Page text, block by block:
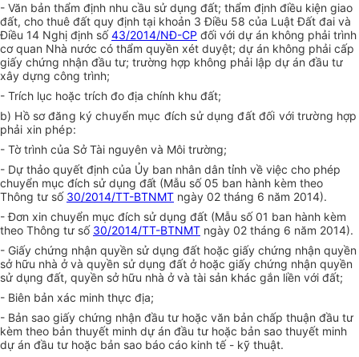
- Văn bản thẩm định nhu cầu sử dụng đất; thẩm định điều kiện giao
đất, cho thuê đất quy định tại khoản 3 Điều 58 của Luật Đất đai và
Điều 14 Nghị định số43/2014/NĐ-CP đối với dự án không phải trình
cơ quan Nhà nước có thẩm quyền xét duyệt; dự án không phải cấp
giấy chứng nhận đầu tư; trường hợp không phải lập dự án đầu tư
xây dựng công trình;
- Trích lục hoặc trích đo địa chính khu đất;
b) Hồ sơ đăng ký chuyển mục đích sử dụng đất đối với trường hợp
phải xin phép:
- Tờ trình của Sở Tài nguyên và Môi trường;
- Dự thảo quyết định của Ủy ban nhân dân tỉnh về việc cho phép
chuyển mục đíchsử dụng đất (Mẫu số 05 ban hành kèm theo
Thông tư số 30/2014/TT-BTNMT ngày 02 tháng 6 năm 2014).
- Đơn xin chuyển mục đích sử dụng đất (Mẫu số 01 ban hành kèm
theo Thông tư số 30/2014/TT-BTNMT ngày 02 tháng 6 năm 2014).
- Giấy chứng nhận quyền sử dụng đất hoặc giấy chứng nhận quyền
sở hữu nhà ở và quyền sử dụng đất ở hoặc giấy chứng nhận quyền
sử dụng đất, quyền sở hữu nhà ở và tài sản khác gắn liền với đất;
- Biên bản xác minh thực địa;
- Bản sao giấy chứng nhận đầu tư hoặc văn bản chấp thuận đầu tư
kèm theo bản thuyết minh dự án đầu tư hoặc bản sao thuyết minh
dự án đầu tư hoặc bản sao báo cáo kinh tế - kỹ thuật.